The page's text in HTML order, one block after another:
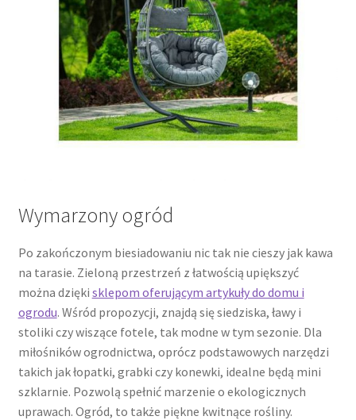
Wymarzony ogród
Po zakończonym biesiadowaniu nic tak nie cieszy jak kawa
na tarasie. Zieloną przestrzeń z łatwością upiększyć
można dzięki sklepom oferującym artykuły do domu i
ogrodu. Wśród propozycji, znajdą się siedziska, ławy i
stoliki czy wiszące fotele, tak modne w tym sezonie. Dla
miłośników ogrodnictwa, oprócz podstawowych narzędzi
takich jak łopatki, grabki czy konewki, idealne będą mini
szklarnie. Pozwolą spełnić marzenie o ekologicznych
uprawach. Ogród, to także piękne kwitnące rośliny.